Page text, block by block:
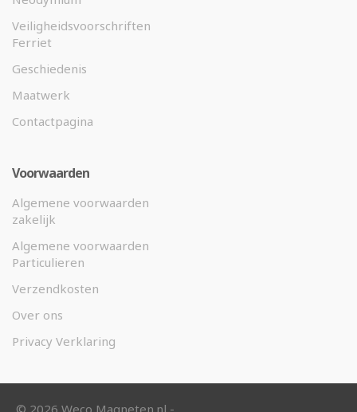
Veiligheidsvoorschriften
Ferriet
Geschiedenis
Maatwerk
Contactpagina
Voorwaarden
Algemene voorwaarden
zakelijk
Algemene voorwaarden
Particulieren
Verzendkosten
Over ons
Privacy Verklaring